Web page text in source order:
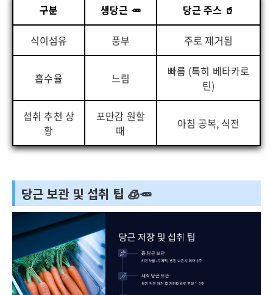
구분 생당근 🥕 당근 주스 🥤
식이섬유 풍부 주로 제거됨
흡수율 느림
빠름 (특히 베타카로
틴)
섭취 추천 상
황
포만감 원할
때
아침 공복, 식전
당근 보관 및 섭취 팁 🧊🥕